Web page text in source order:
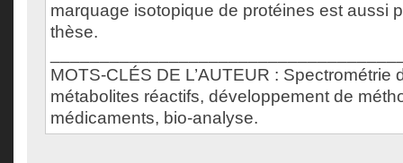
marquage isotopique de protéines est aussi
thèse.
MOTS-CLÉS DE L’AUTEUR : Spectrométrie
métabolites réactifs, développement de
médicaments, bio-analyse.